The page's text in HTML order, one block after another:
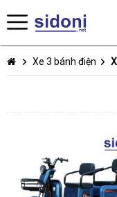
Xe 3 bánh điện